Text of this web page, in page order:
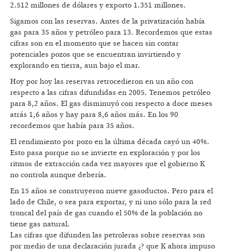
2.512 millones de dólares y exporto 1.351 millones.
Sigamos con las reservas. Antes de la privatización había
gas para 35 años y petróleo para 13. Recordemos que estas
cifras son en el momento que se hacen sin contar
potenciales pozos que se encuentran invirtiendo y
explorando en tierra, aun bajo el mar.
Hoy por hoy las reservas retrocedieron en un año con
respecto a las cifras difundidas en 2005. Tenemos petróleo
para 8,2 años. El gas disminuyó con respecto a doce meses
atrás 1,6 años y hay para 8,6 años más. En los 90
recordemos que había para 35 años.
El rendimiento por pozo en la última década cayó un 40%.
Esto pasa porque no se invierte en exploración y por los
ritmos de extracción cada vez mayores que el gobierno K
no controla aunque debería.
En 15 años se construyeron nueve gasoductos. Pero para el
lado de Chile, o sea para exportar, y ni uno sólo para la red
troncal del país de gas cuando el 50% de la población no
tiene gas natural.
Las cifras que difunden las petroleras sobre reservas son
por medio de una declaración jurada ¿? que K ahora impuso